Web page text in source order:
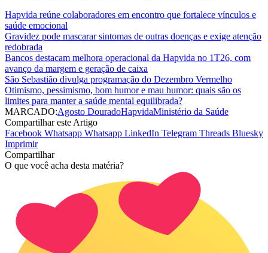
Hapvida reúne colaboradores em encontro que fortalece vínculos e
saúde emocional
Gravidez pode mascarar sintomas de outras doenças e exige atenção
redobrada
Bancos destacam melhora operacional da Hapvida no 1T26, com
avanço da margem e geração de caixa
São Sebastião divulga programação do Dezembro Vermelho
Otimismo, pessimismo, bom humor e mau humor: quais são os
limites para manter a saúde mental equilibrada?
MARCADO:Agosto DouradoHapvidaMinistério da Saúde
Compartilhar este Artigo
Facebook Whatsapp Whatsapp LinkedIn Telegram Threads Bluesky
Imprimir
Compartilhar
O que você acha desta matéria?